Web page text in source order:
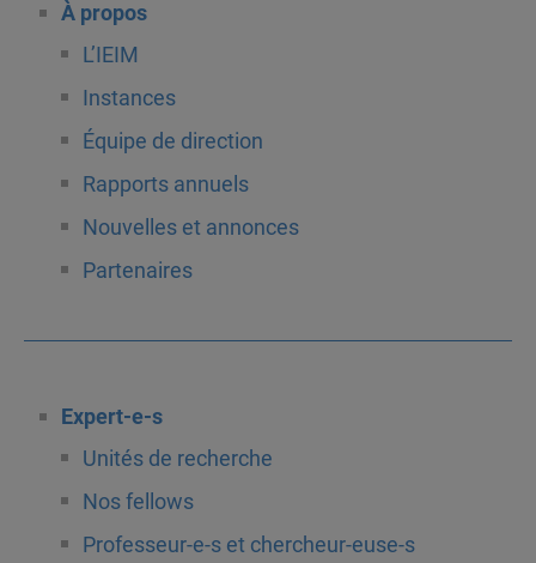
À propos
L’IEIM
Instances
Équipe de direction
Rapports annuels
Nouvelles et annonces
Partenaires
Expert-e-s
Unités de recherche
Nos fellows
Professeur-e-s et chercheur-euse-s